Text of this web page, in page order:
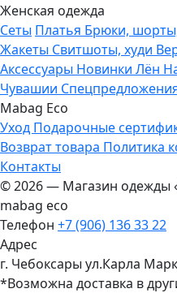
Женская одежда
Сеты Платья Брюки,
Жакеты Свитшоты, худи
Аксессуары Новинки Лён
Чувашии
Mabag Eco
Уход Подарочные
Возврат товара Политика
Контакты
© 2026 — Магазин одежды
mabag eco
Телефон +7 (906) 136 33 22
Адрес
г. Чебоксары ул.Карла
*Возможна доставка в